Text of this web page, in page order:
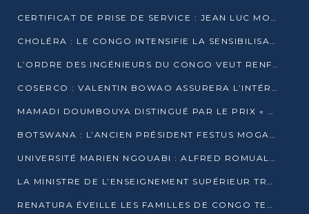
CERTIFICAT DE PRISE DE SERVICE : JEAN LUC MOUTHOU DÉMENT UNE « FAKE NEWS »
CHOLÉRA : LE CONGO INTENSIFIE LA SENSIBILISATION AU MARCHÉ DE TALANGAÏ
L’ORDRE DES INGÉNIEURS DU CONGO VEUT RENFORCER L’ÉTHIQUE ET LA CRÉDIBILITÉ DE LA PROFESSION
COSERCO : VALENTIN BOWAO ASSURERA L’INTÉRIM À LA TÊTE DU BUREAU EXÉCUTIF NATIONAL
MAMADI DOUMBOUYA DISTINGUÉ PAR LE PRIX « SUPER GRAND BÂTISSEUR BABACAR N’DIAYE »
BOTSWANA : L’ANCIEN PRÉSIDENT FESTUS MOGAE EST MORT À 86 ANS
UNIVERSITÉ MARIEN NGOUABI : ALFRED ROMUALD NGUYA POATY SOUTIENT UNE THÈSE SUR LE PARADOXE DE LA CROISSANCE EN ZONE CEMAC
LA MINISTRE DE L’ENSEIGNEMENT SUPÉRIEUR TRACE SA FEUILLE DE ROUTE
RENATURA ÉVEILLE LES FAMILLES DE CONGO TERMINAL À LA PROTECTION DE L’ENVIRONNEMENT